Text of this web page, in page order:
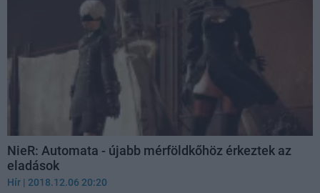
NieR: Automata - újabb mérföldkőhöz érkeztek az
eladások
Hír | 2018.12.06 20:20